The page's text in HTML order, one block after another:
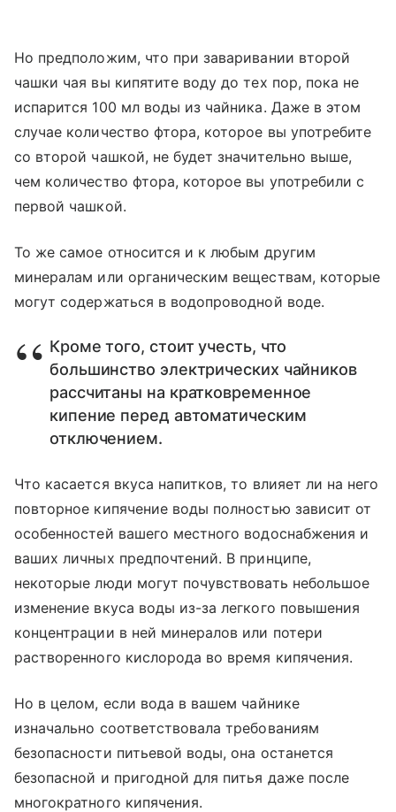
Но предположим, что при заваривании второй
чашки чая вы кипятите воду до тех пор, пока не
испарится 100 мл воды из чайника. Даже в этом
случае количество фтора, которое вы употребите
со второй чашкой, не будет значительно выше,
чем количество фтора, которое вы употребили с
первой чашкой.
То же самое относится и к любым другим
минералам или органическим веществам, которые
могут содержаться в водопроводной воде.
Кроме того, стоит учесть, что
большинство электрических чайников
рассчитаны на кратковременное
кипение перед автоматическим
отключением.
Что касается вкуса напитков, то влияет ли на него
повторное кипячение воды полностью зависит от
особенностей вашего местного водоснабжения и
ваших личных предпочтений. В принципе,
некоторые люди могут почувствовать небольшое
изменение вкуса воды из-за легкого повышения
концентрации в ней минералов или потери
растворенного кислорода во время кипячения.
Но в целом, если вода в вашем чайнике
изначально соответствовала требованиям
безопасности питьевой воды, она останется
безопасной и пригодной для питья даже после
многократного кипячения.